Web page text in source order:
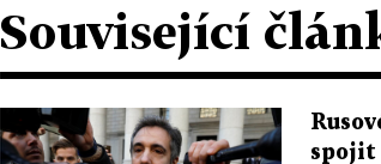
Související
spojit